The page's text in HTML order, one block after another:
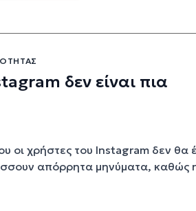
δεν είναι πια
χρήστες του Instagram δεν θα
απόρρητα μηνύματα, καθώς